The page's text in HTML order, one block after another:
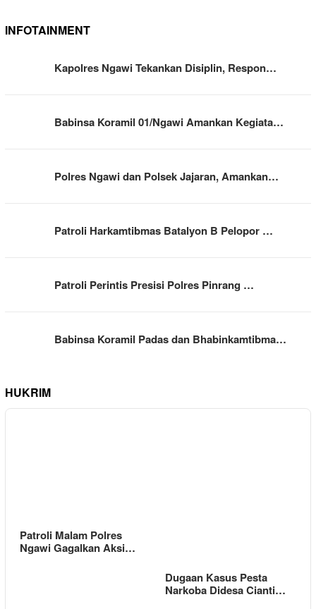
INFOTAINMENT
Kapolres Ngawi Tekankan Disiplin, Respon…
Babinsa Koramil 01/Ngawi Amankan Kegiata…
Polres Ngawi dan Polsek Jajaran, Amankan…
Patroli Harkamtibmas Batalyon B Pelopor …
Patroli Perintis Presisi Polres Pinrang …
Babinsa Koramil Padas dan Bhabinkamtibma…
HUKRIM
Patroli Malam Polres
Ngawi Gagalkan Aksi…
Dugaan Kasus Pesta
Narkoba Didesa Cianti…